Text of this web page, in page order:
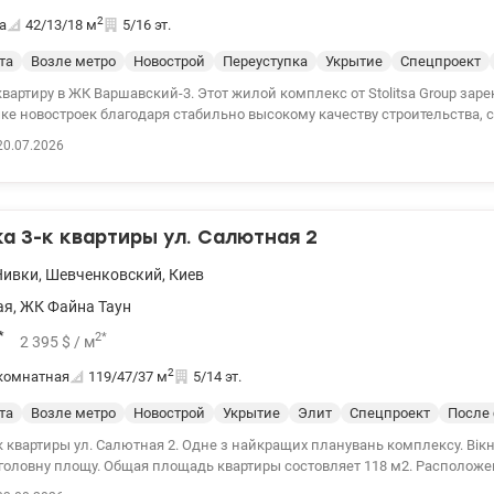
42/13/18 м2 5/16 эт.
Возле метро Новострой Переуступка Укрытие Спецпроект
в ЖК Варшавский-3. Этот жилой комплекс от Stolitsa Group
новостроек благодаря стабильно высокому качеству строительства,
этаже. Окна к западу, ул. И Выговского. Планировка 1С4, общая
м2 и санузла 4,65 м2. Дом на стадии ввода в эксплуатацию. Получение
ремонт и отпраздновать новоселье в этом году вполне
0504434948 Оксана Романец valion.ua/1152862
3-к квартиры ул. Салютная 2
, Шевченковский, Киев
, ЖК Файна Таун
2 395 $ / м2*
119/47/37 м2 5/14 эт.
Возле метро Новострой Укрытие Элит Спецпроект
После
квартиры ул. Салютная 2. Одне з найкращих планувань комплексу.
площу. Общая площадь квартиры состовляет 118 м2.